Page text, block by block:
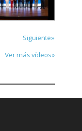
Siguiente»
Ver más vídeos»